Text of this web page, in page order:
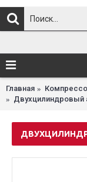
Главная
Двухцилиндровый